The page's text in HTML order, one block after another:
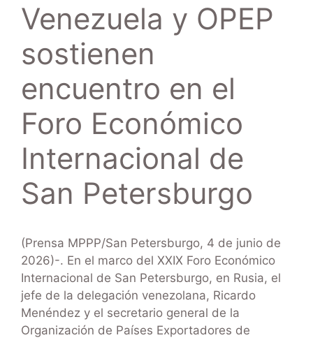
Venezuela y OPEP
sostienen
encuentro en el
Foro Económico
Internacional de
San Petersburgo
(Prensa MPPP/San Petersburgo, 4 de junio de
2026)-. En el marco del XXIX Foro Económico
Internacional de San Petersburgo, en Rusia, el
jefe de la delegación venezolana, Ricardo
Menéndez y el secretario general de la
Organización de Países Exportadores de